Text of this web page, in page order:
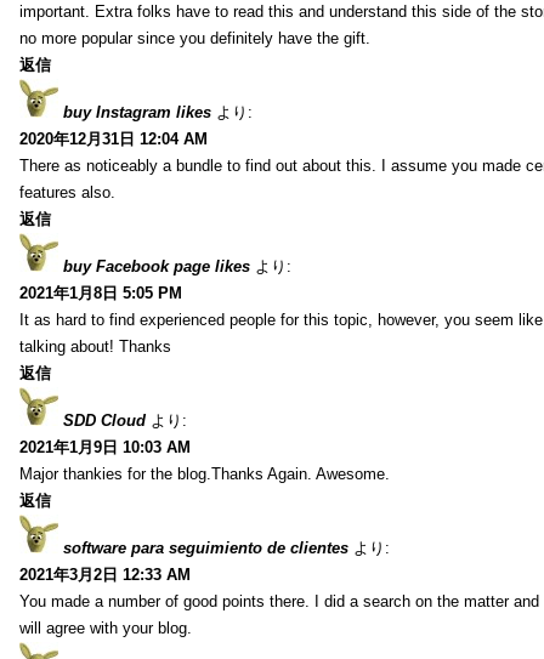
important. Extra folks have to read this and understand this side of the
no more popular since you definitely have the gift.
返信
buy Instagram likes より:
2020年12月31日 12:04 AM
There as noticeably a bundle to find out about this. I assume you made
features also.
返信
buy Facebook page likes より:
2021年1月8日 5:05 PM
It as hard to find experienced people for this topic, however, you seem
talking about! Thanks
返信
SDD Cloud より:
2021年1月9日 10:03 AM
Major thankies for the blog.Thanks Again. Awesome.
返信
software para seguimiento de clientes より:
2021年3月2日 12:33 AM
You made a number of good points there. I did a search on the matter
will agree with your blog.